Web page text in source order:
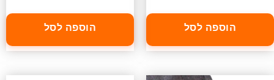
הוספה לסל הוספה לסל